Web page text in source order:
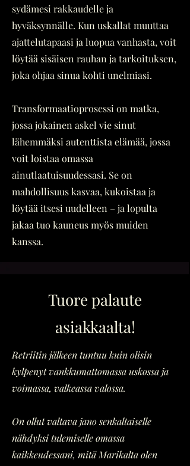
sydämesi rakkaudelle ja
hyväksynnälle. Kun uskallat muuttaa
ajattelutapaasi ja luopua vanhasta, voit
löytää sisäisen rauhan ja tarkoituksen,
joka ohjaa sinua kohti unelmiasi.
Transformaatioprosessi on matka,
jossa jokainen askel vie sinut
lähemmäksi autenttista elämää, jossa
voit loistaa omassa
ainutlaatuisuudessasi. Se on
mahdollisuus kasvaa, kukoistaa ja
löytää itsesi uudelleen – ja lopulta
jakaa tuo kauneus myös muiden
kanssa.
Tuore palaute
asiakkaalta!
Retriitin jälkeen tuntuu kuin olisin
kylpenyt vankkumattomassa uskossa ja
voimassa, valkeassa valossa.
On ollut valtava jano senkaltaiselle
nähdyksi tulemiselle omassa
kaikkeudessani, mitä Marikalta olen